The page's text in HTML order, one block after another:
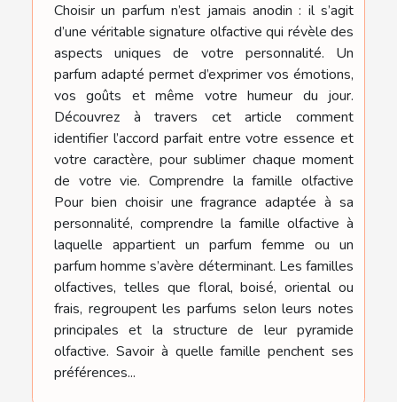
Choisir un parfum n’est jamais anodin : il s’agit
d’une véritable signature olfactive qui révèle des
aspects uniques de votre personnalité. Un
parfum adapté permet d’exprimer vos émotions,
vos goûts et même votre humeur du jour.
Découvrez à travers cet article comment
identifier l’accord parfait entre votre essence et
votre caractère, pour sublimer chaque moment
de votre vie. Comprendre la famille olfactive
Pour bien choisir une fragrance adaptée à sa
personnalité, comprendre la famille olfactive à
laquelle appartient un parfum femme ou un
parfum homme s’avère déterminant. Les familles
olfactives, telles que floral, boisé, oriental ou
frais, regroupent les parfums selon leurs notes
principales et la structure de leur pyramide
olfactive. Savoir à quelle famille penchent ses
préférences...